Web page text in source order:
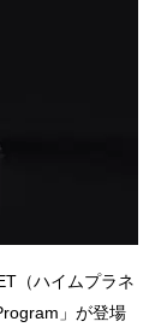
（ハイムプラネ
」が登場